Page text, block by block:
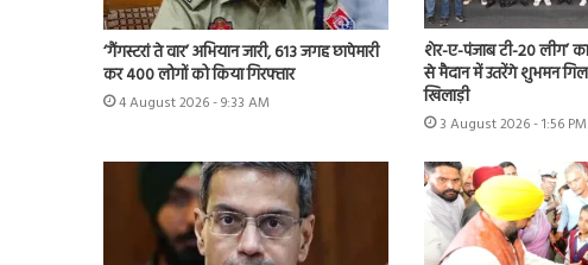
‘गैंगस्टरां ते वार’ अभियान जारी, 613 जगह छापेमारी
कर 400 लोगों को किया गिरफ्तार
4 August 2026 - 9:33 AM
शेर-ए-पंजाब टी-20 लीग’
से मैदान में उतरेंगे शुभमन
खिलाड़ी
3 August 2026 - 1:56 PM